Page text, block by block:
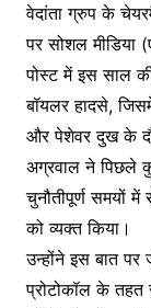
c
e
b
o
o
k
itt
er
वेदांता ग्रुप के
पर सोशल
पोस्ट में इस साल
बॉयलर हादसे,
और पेशेवर दुख के
अग्रवाल ने पिछले
चुनौतीपूर्ण समयों
को व्यक्त किया।
उन्होंने इस बात पर
प्रोटोकॉल के